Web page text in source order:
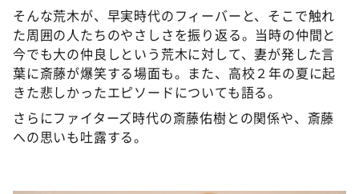
そんな荒木が、早実時代のフィーバーと、そこで触れ
た周囲の人たちのやさしさを振り返る。当時の仲間と
今でも大の仲良しという荒木に対して、妻が発した言
葉に斎藤が爆笑する場面も。また、高校２年の夏に起
きた悲しかったエピソードについても語る。
さらにファイターズ時代の斎藤佑樹との関係や、斎藤
への思いも吐露する。